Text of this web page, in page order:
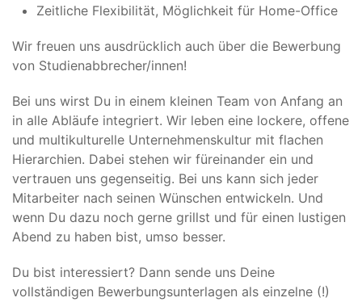
Zeitliche Flexibilität, Möglichkeit für Home-Office
Wir freuen uns ausdrücklich auch über die Bewerbung
von Studienabbrecher/innen!
Bei uns wirst Du in einem kleinen Team von Anfang an
in alle Abläufe integriert. Wir leben eine lockere, offene
und multikulturelle Unternehmenskultur mit flachen
Hierarchien. Dabei stehen wir füreinander ein und
vertrauen uns gegenseitig. Bei uns kann sich jeder
Mitarbeiter nach seinen Wünschen entwickeln. Und
wenn Du dazu noch gerne grillst und für einen lustigen
Abend zu haben bist, umso besser.
Du bist interessiert? Dann sende uns Deine
vollständigen Bewerbungsunterlagen als einzelne (!)